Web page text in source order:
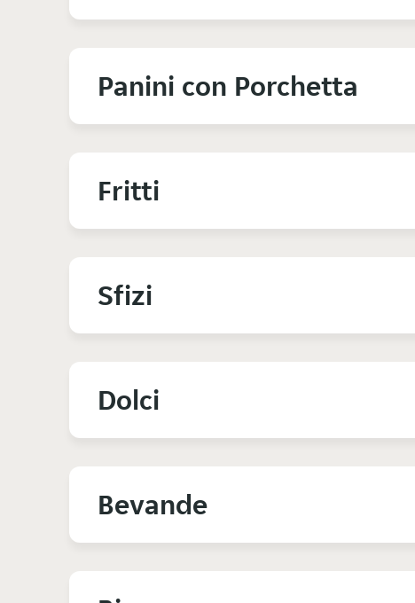
Panini con Porchetta
Fritti
Sfizi
Dolci
Bevande